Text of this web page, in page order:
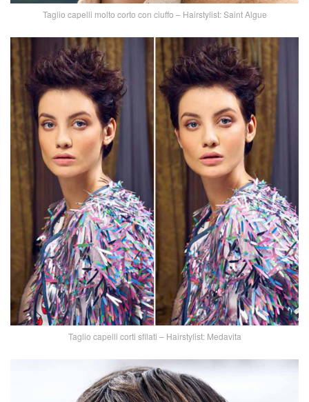
Taglio capelli molto corto con ciuffo – Hairstylist: Saint Algue
Taglio capelli corti sfilati – Hairstylist: Medavita